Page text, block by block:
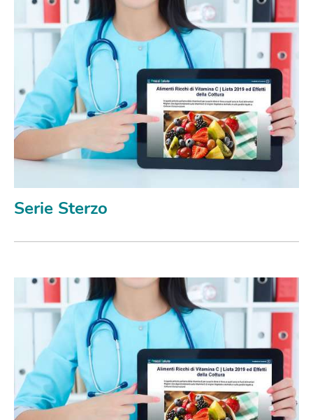
Serie Sterzo